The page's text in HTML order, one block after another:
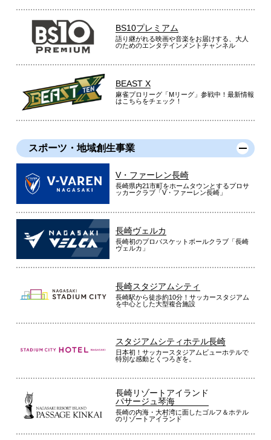
BS10プレミアム
語り継がれる映画や音楽をお届けする、大人
のためのエンタテインメントチャンネル
BEAST X
麻雀プロリーグ「Mリーグ」参戦中！最新情報
はこちらをチェック！
スポーツ・地域創生事業
V・ファーレン長崎
長崎県内21市町をホームタウンとするプロサ
ッカークラブ「V・ファーレン長崎」
長崎ヴェルカ
長崎初のプロバスケットボールクラブ「長崎
ヴェルカ」
長崎スタジアムシティ
長崎駅から徒歩約10分！サッカースタジアム
を中心とした大型複合施設
スタジアムシティホテル長崎
日本初！サッカースタジアムビューホテルで
特別な感動とくつろぎを。
長崎リゾートアイランド
パサージュ琴海
長崎の内海・大村湾に面したゴルフ＆ホテル
のリゾートアイランド